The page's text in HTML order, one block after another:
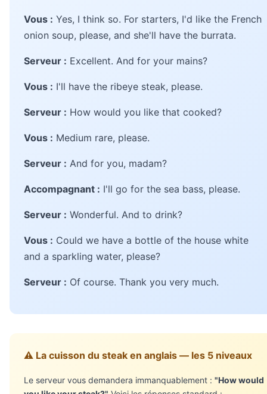
Vous : Yes, I think so. For starters, I'd like the French
onion soup, please, and she'll have the burrata.
Serveur : Excellent. And for your mains?
Vous : I'll have the ribeye steak, please.
Serveur : How would you like that cooked?
Vous : Medium rare, please.
Serveur : And for you, madam?
Accompagnant : I'll go for the sea bass, please.
Serveur : Wonderful. And to drink?
Vous : Could we have a bottle of the house white
and a sparkling water, please?
Serveur : Of course. Thank you very much.
⚠️ La cuisson du steak en anglais — les 5 niveaux
Le serveur vous demandera immanquablement : "How would